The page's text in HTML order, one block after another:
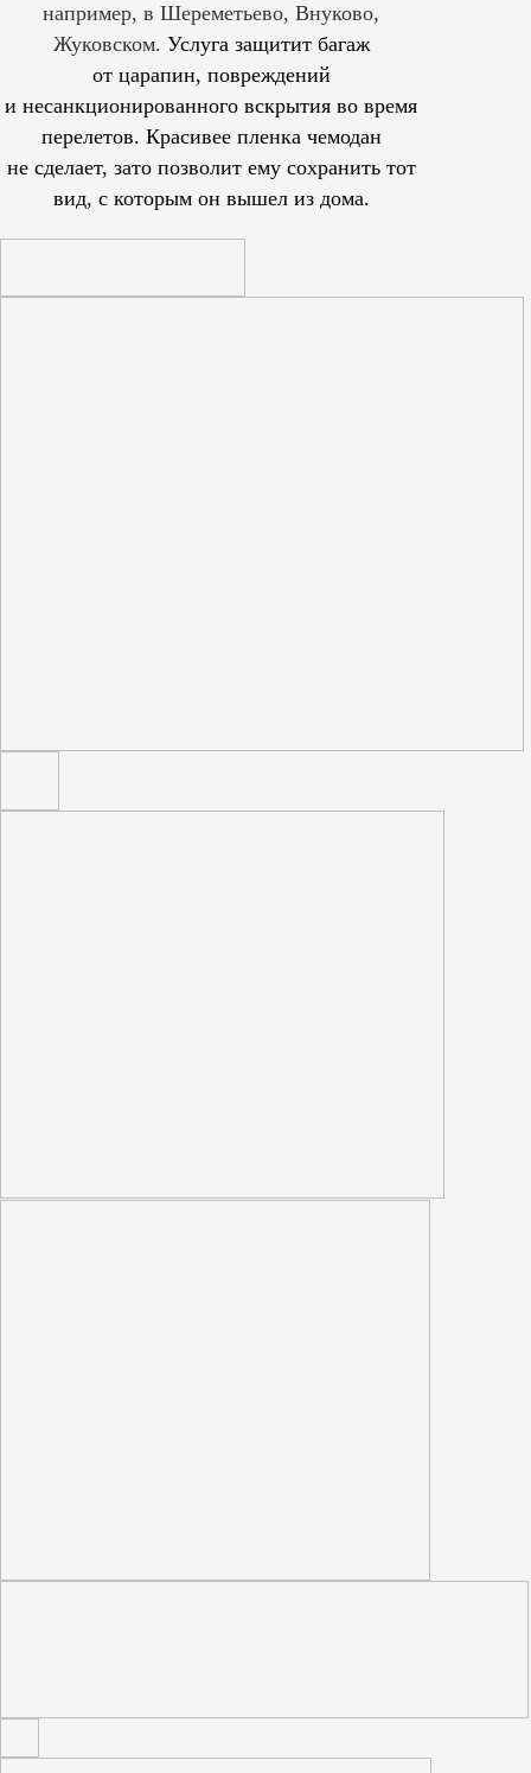
например, в Шереметьево, Внуково,
Жуковском. Услуга защитит багаж
от царапин, повреждений
и несанкционированного вскрытия во время
перелетов. Красивее пленка чемодан
не сделает, зато позволит ему сохранить тот
вид, с которым он вышел из дома.